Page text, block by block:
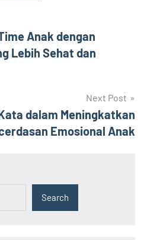
Anak dengan
Lebih Sehat dan
Next Post
dalam Meningkatkan
Emosional Anak
Search